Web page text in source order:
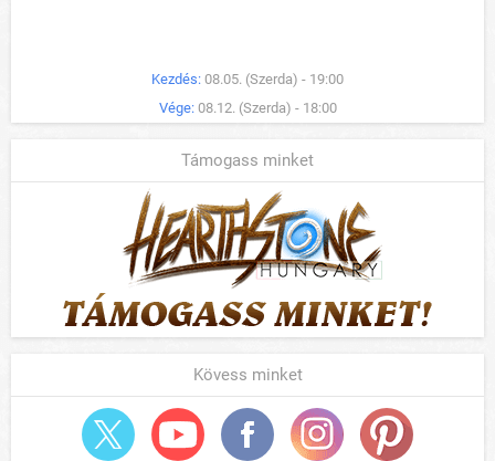
Kezdés: 08.05. (Szerda) - 19:00
Vége: 08.12. (Szerda) - 18:00
Támogass minket
Kövess minket